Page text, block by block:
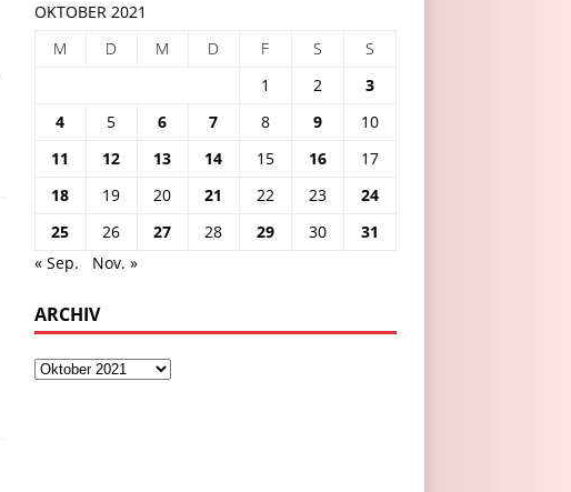
OKTOBER 2021
M
D M D F S
S
1
2
3
4
5 6 7 8 9
10
11
12 13 14 15 16
17
18
19 20 21 22 23
24
25
26 27 28 29 30
31
« Sep.
Nov. »
ARCHIV